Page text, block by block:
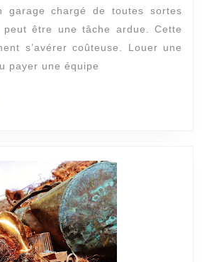
pas
votre
garage chargé de toutes sortes
peut être une tâche ardue. Cette
s’avérer coûteuse. Louer une
payer une équipe